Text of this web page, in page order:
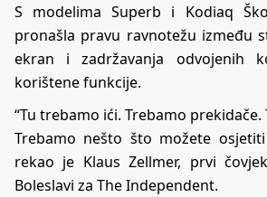
S modelima Superb i Kodiaq
pronašla pravu ravnotežu između
ekran i zadržavanja odvojenih
korištene funkcije.
“Tu trebamo ići. Trebamo
Trebamo nešto što možete
rekao je Klaus Zellmer, prvi
Boleslavi za The Independent.